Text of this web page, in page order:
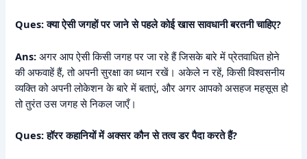
Ques: क्या ऐसी जगहों पर जाने से पहले कोई खास सावधानी बरतनी चाहिए?
Ans: अगर आप ऐसी किसी जगह पर जा रहे हैं जिसके बारे में प्रेतवाधित होने
की अफवाहें हैं, तो अपनी सुरक्षा का ध्यान रखें। अकेले न रहें, किसी विश्वसनीय
व्यक्ति को अपनी लोकेशन के बारे में बताएं, और अगर आपको असहज महसूस हो
तो तुरंत उस जगह से निकल जाएँ।
Ques: हॉरर कहानियों में अक्सर कौन से तत्व डर पैदा करते हैं?